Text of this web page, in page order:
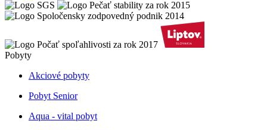
Pobyty
Akciové pobyty
Pobyt Senior
Aqua - vital pobyt